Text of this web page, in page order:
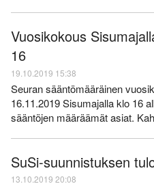
Vuosikokous
16
19.10.2019 15:38
Seuran sääntömääräinen
16.11.2019 Sisumajalla klo 16
sääntöjen määräämät asiat.
SuSi-suunnistuksen
13.10.2019 20:08